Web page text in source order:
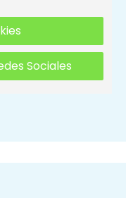
Sociales